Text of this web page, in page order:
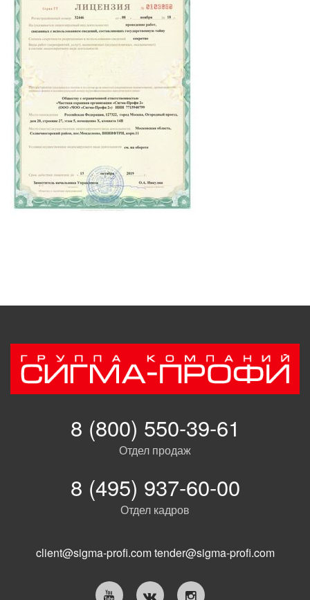
8 (800) 550-39-61
Отдел продаж
8 (495) 937-60-00
Отдел кадров
client@sigma-profi.comtender@sigma-profi.com